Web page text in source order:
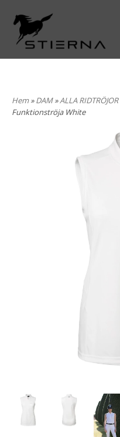
Hem»DAM»ALLA RIDTRÖJOR
Funktionströja White